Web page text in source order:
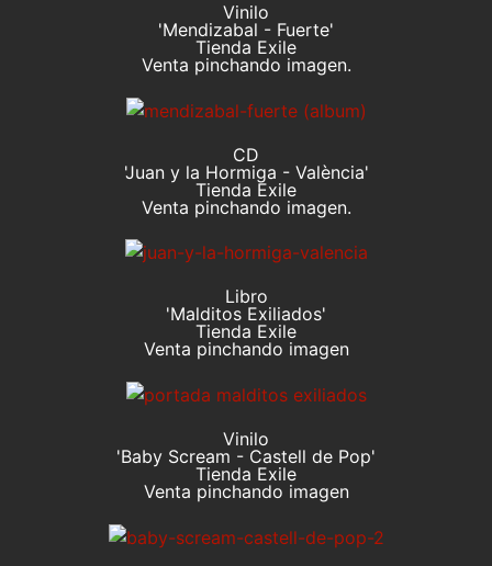
Vinilo
'Mendizabal - Fuerte'
Tienda Exile
Venta pinchando imagen.
CD
'Juan y la Hormiga - València'
Tienda Exile
Venta pinchando imagen.
Libro
'Malditos Exiliados'
Tienda Exile
Venta pinchando imagen
Vinilo
'Baby Scream - Castell de Pop'
Tienda Exile
Venta pinchando imagen